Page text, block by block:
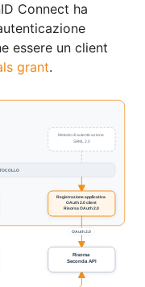
Connect ha
essere un client
grant.